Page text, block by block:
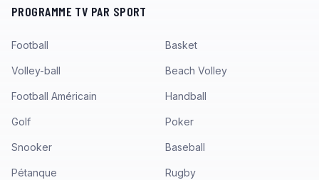
PROGRAMME TV PAR SPORT
Football Basket
Volley-ball Beach Volley
Football Américain Handball
Golf Poker
Snooker Baseball
Pétanque Rugby